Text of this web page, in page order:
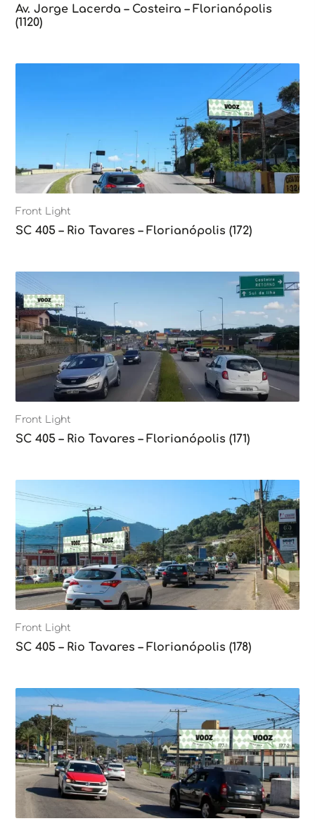
Av. Jorge Lacerda – Costeira – Florianópolis
(1120)
Front Light
SC 405 – Rio Tavares – Florianópolis (172)
Front Light
SC 405 – Rio Tavares – Florianópolis (171)
Front Light
SC 405 – Rio Tavares – Florianópolis (178)